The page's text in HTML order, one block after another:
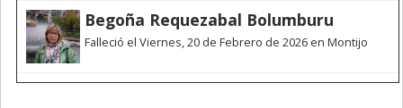
Begoña Requezabal Bolumburu
Falleció el Viernes, 20 de Febrero de 2026 en Montijo